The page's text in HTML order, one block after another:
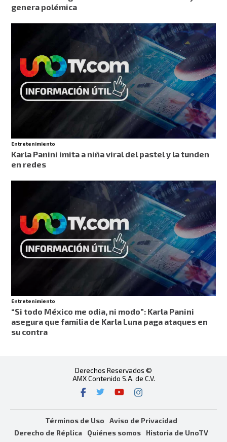
genera polémica
Entretenimiento
Karla Panini imita a niña viral del pastel y la tunden
en redes
Entretenimiento
“Si todo México me odia, ni modo”: Karla Panini
asegura que familia de Karla Luna paga ataques en
su contra
Derechos Reservados ©
AMX Contenido S.A. de C.V.
Términos de Uso
Aviso de Privacidad
Derecho de Réplica
Quiénes somos
Historia de UnoTV